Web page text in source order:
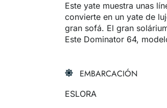
Este yate muestra unas
convierte en un yate de
gran sofá. El gran
Este Dominator 64,
EMBARCACIÓN
ESLORA